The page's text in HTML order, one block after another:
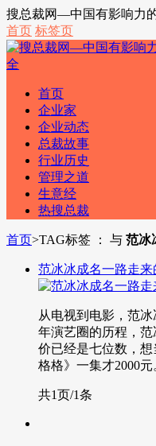
搜总裁网—中国有影响力
首页 标签页
首页
企业家
企业动态
总裁故事
行业历史
管理之道
生意经
热搜总裁
首页>TAG标签 ： 与 范冰
范冰冰成名一路走来
从电视到电影，范
年演艺圈的历程，
价已经是七位数，
格格》一集才2000元
共1页/1条